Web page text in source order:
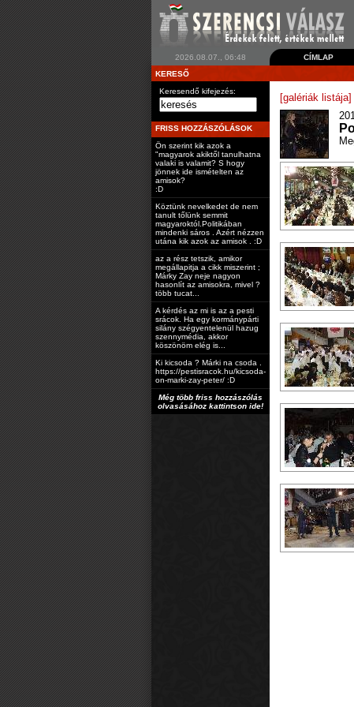
2026.08.07., 06:48 CÍMLAP
KERESŐ
Keresendő kifejezés:
FRISS HOZZÁSZÓLÁSOK
Ön szerint kik azok a
"magyarok akiktől tanulhatna
valaki is valamit? S hogy
jönnek ide ismételten az
amisok?
:D
Köztünk nevelkedet de nem
tanult tőlünk semmit
magyaroktól.Politikában
mindenki sáros . Azért nézzen
utána kik azok az amisok . :D
az a rész tetszik, amikor
megállapitja a cikk miszerint ;
Márky Zay neje nagyon
hasonlít az amisokra, mivel ?
több tucat...
A kérdés az mi is az a pesti
srácok. Ha egy kormánypárti
silány szégyentelenül hazug
szennymédia, akkor
köszönöm elég is...
Ki kicsoda ? Márki na csoda .
https://pestisracok.hu/kicsoda-
on-marki-zay-peter/ :D
Még több friss hozzászólás
olvasásához kattintson ide!
[galériák listája]